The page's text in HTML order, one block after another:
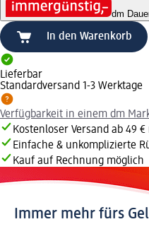
dm
In den Warenkorb
Lieferbar
Standardversand 1-3 Werktage
Verfügbarkeit in einem dm
Kostenloser Versand ab 49
Einfache & unkomplizierte
Kauf auf Rechnung möglich
Immer mehr fürs